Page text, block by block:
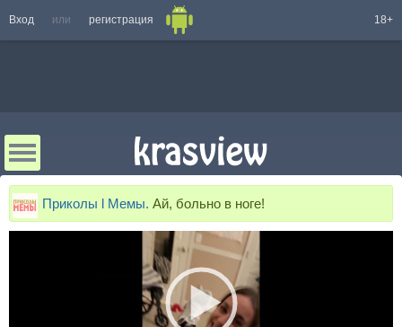
Вход или регистрация 18+
Приколы l Мемы. Ай, больно в ноге!